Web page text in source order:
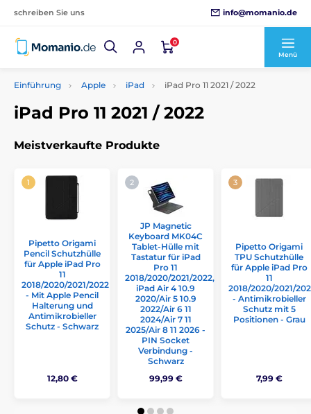
schreiben Sie uns info@momanio.de
0
Menü
Einführung Apple iPad iPad Pro 11 2021 / 2022
iPad Pro 11 2021 / 2022
Meistverkaufte Produkte
Pipetto Origami
Pencil Schutzhülle
für Apple iPad Pro
11
2018/2020/2021/2022
- Mit Apple Pencil
Halterung und
Antimikrobieller
Schutz - Schwarz
12,80 €
JP Magnetic
Keyboard MK04C
Tablet-Hülle mit
Tastatur für iPad
Pro 11
2018/2020/2021/2022,
iPad Air 4 10.9
2020/Air 5 10.9
2022/Air 6 11
2024/Air 7 11
2025/Air 8 11 2026 -
PIN Socket
Verbindung -
Schwarz
99,99 €
Pipetto Origami
TPU Schutzhülle
für Apple iPad Pro
11
2018/2020/2021/
- Antimikrobieller
Schutz mit 5
Positionen - Grau
7,99 €